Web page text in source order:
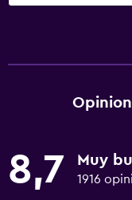
8,7 Muy
1916